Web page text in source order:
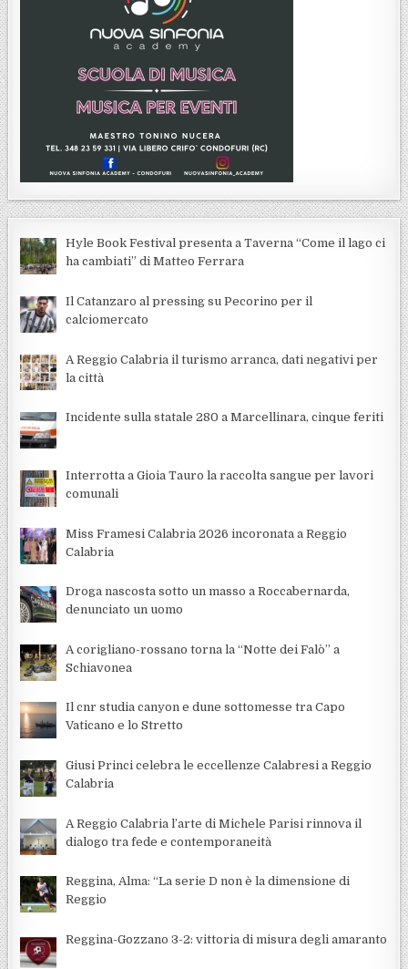
Hyle Book Festival presenta a Taverna “Come il lago ci
ha cambiati” di Matteo Ferrara
Il Catanzaro al pressing su Pecorino per il
calciomercato
A Reggio Calabria il turismo arranca, dati negativi per
la città
Incidente sulla statale 280 a Marcellinara, cinque feriti
Interrotta a Gioia Tauro la raccolta sangue per lavori
comunali
Miss Framesi Calabria 2026 incoronata a Reggio
Calabria
Droga nascosta sotto un masso a Roccabernarda,
denunciato un uomo
A corigliano-rossano torna la “Notte dei Falò” a
Schiavonea
Il cnr studia canyon e dune sottomesse tra Capo
Vaticano e lo Stretto
Giusi Princi celebra le eccellenze Calabresi a Reggio
Calabria
A Reggio Calabria l’arte di Michele Parisi rinnova il
dialogo tra fede e contemporaneità
Reggina, Alma: “La serie D non è la dimensione di
Reggio
Reggina-Gozzano 3-2: vittoria di misura degli amaranto